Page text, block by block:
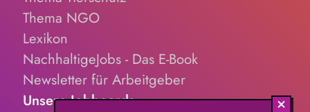
Thema NGO
Lexikon
NachhaltigeJobs - Das E-Book
Newsletter für Arbeitgeber
Unsere Jobboards